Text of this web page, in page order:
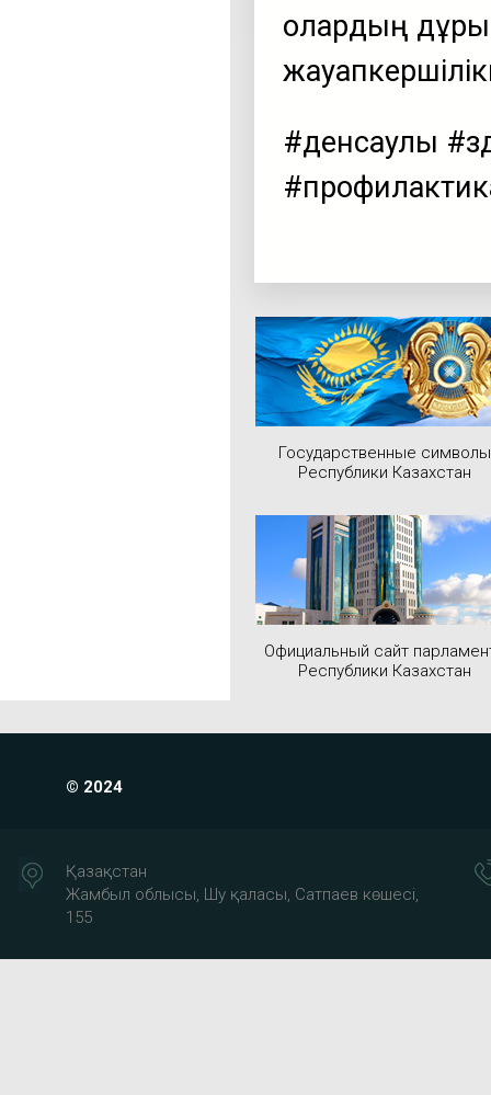
олардың
#денсаулық
Государственные символы
Республики Казахстан
Официальный сайт
Республики Казахстан
© 2024
Қазақстан
Жамбыл облысы, Шу қаласы, Сатпаев көшесі,
155